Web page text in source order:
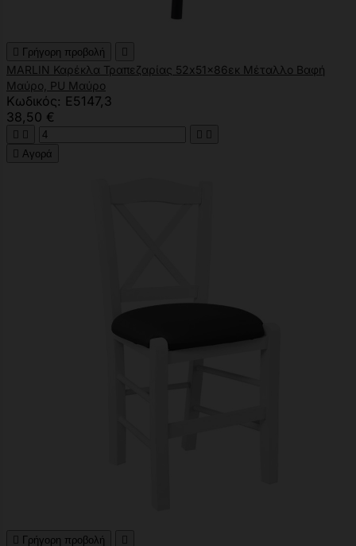
 Γρήγορη προβολή 
MARLIN Καρέκλα Τραπεζαρίας 52x51x86εκ Μέταλλο Βαφή
Μαύρο, PU Μαύρο
Κωδικός: Ε5147,3
38,50 €
   
 Αγορά
 Γρήγορη προβολή 